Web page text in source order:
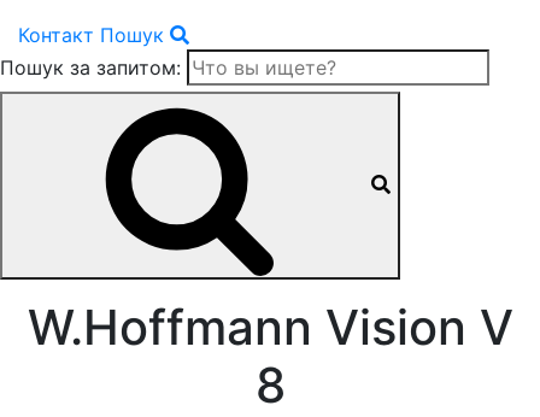
Контакт Пошук
Пошук за запитом:
W.Hoffmann Vision V
8